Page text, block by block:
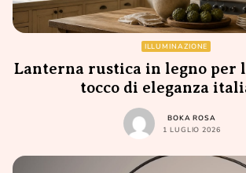
ILLUMINAZIONE
Lanterna rustica in legno per
tocco di eleganza
BOKA ROSA
1 LUGLIO 2026